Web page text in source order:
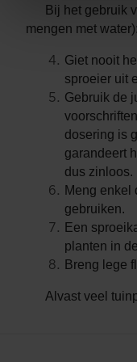
Bij het gebruik
mengen met water):
Giet nooit
sproeier uit
Gebruik de
dosering is
garandeert
dus zinloos.
Meng enkel
gebruiken.
Een
planten in
Breng lege
Alvast veel